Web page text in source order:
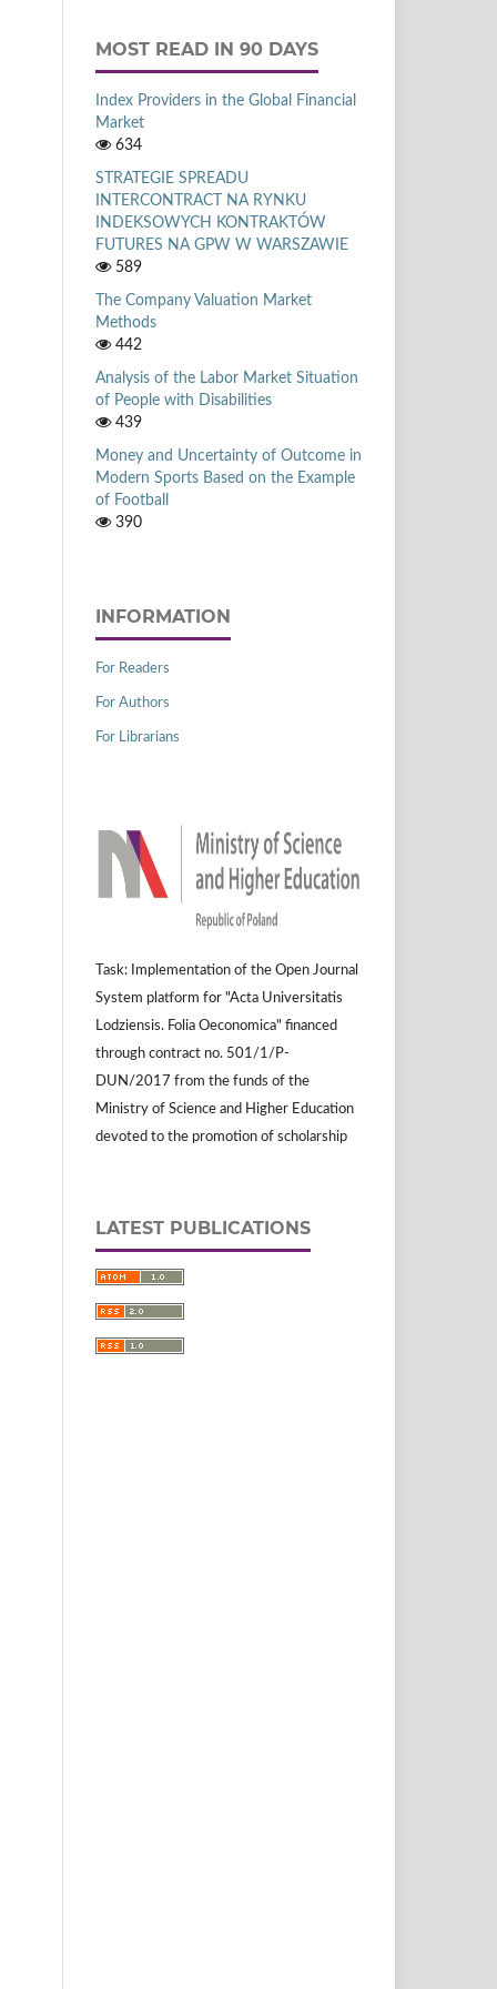
MOST READ IN 90 DAYS
Index Providers in the Global Financial
Market
634
STRATEGIE SPREADU
INTERCONTRACT NA RYNKU
INDEKSOWYCH KONTRAKTÓW
FUTURES NA GPW W WARSZAWIE
589
The Company Valuation Market
Methods
442
Analysis of the Labor Market Situation
of People with Disabilities
439
Money and Uncertainty of Outcome in
Modern Sports Based on the Example
of Football
390
INFORMATION
For Readers
For Authors
For Librarians
Task: Implementation of the Open Journal
System platform for "Acta Universitatis
Lodziensis. Folia Oeconomica" financed
through contract no. 501/1/P-
DUN/2017 from the funds of the
Ministry of Science and Higher Education
devoted to the promotion of scholarship
LATEST PUBLICATIONS